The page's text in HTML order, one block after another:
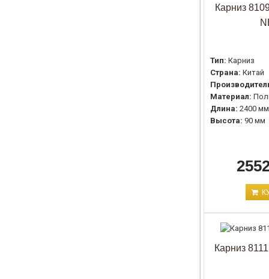
Карниз
Тип: Карниз
Страна: Китай
Материал:
Длина: 2400 мм
Высота: 90 мм
Карниз